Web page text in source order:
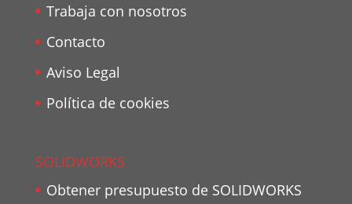
Trabaja con nosotros
Contacto
Aviso Legal
Política de cookies
SOLIDWORKS
Obtener presupuesto de SOLIDWORKS